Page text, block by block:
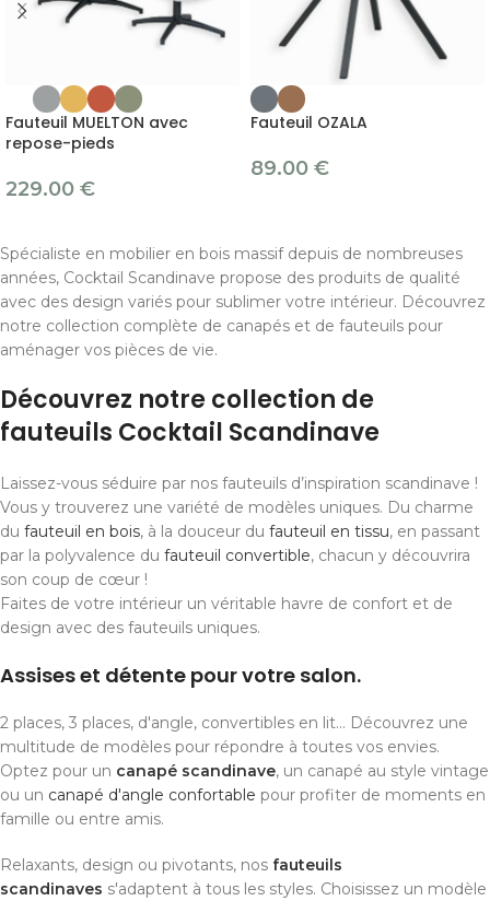
Fauteuil MUELTON avec
repose-pieds
229.00 €
Fauteuil OZALA
89.00 €
Spécialiste en mobilier en bois massif depuis de nombreuses
années, Cocktail Scandinave propose des produits de qualité
avec des design variés pour sublimer votre intérieur. Découvrez
notre collection complète de canapés et de fauteuils pour
aménager vos pièces de vie.
Découvrez notre collection de
fauteuils Cocktail Scandinave
Laissez-vous séduire par nos fauteuils d’inspiration scandinave !
Vous y trouverez une variété de modèles uniques. Du charme
du fauteuil en bois, à la douceur du fauteuil en tissu, en passant
par la polyvalence du fauteuil convertible, chacun y découvrira
son coup de cœur !
Faites de votre intérieur un véritable havre de confort et de
design avec des fauteuils uniques.
Assises et détente pour votre salon.
2 places, 3 places, d'angle, convertibles en lit... Découvrez une
multitude de modèles pour répondre à toutes vos envies.
Optez pour un canapé scandinave, un canapé au style vintage
ou un canapé d'angle confortable pour profiter de moments en
famille ou entre amis.
Relaxants, design ou pivotants, nos fauteuils
scandinaves s'adaptent à tous les styles. Choisissez un modèle